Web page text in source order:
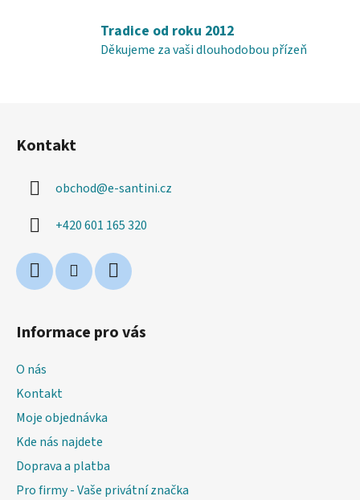
p
i
s
Tradice od roku 2012
Děkujeme za vaši dlouhodobou přízeň
Kontakt
obchod@e-santini.cz
+420 601 165 320
Informace pro vás
O nás
Kontakt
Moje objednávka
Kde nás najdete
Doprava a platba
Pro firmy - Vaše privátní značka